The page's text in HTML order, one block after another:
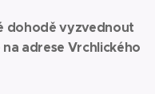
dohodě vyzvednout
adrese Vrchlického